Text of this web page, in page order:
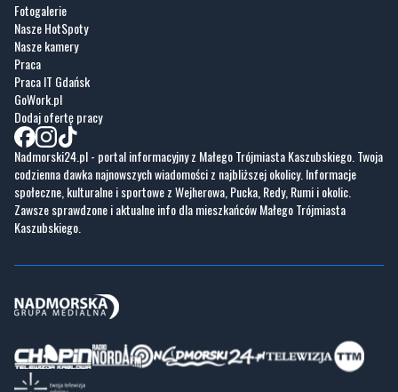
Fotogalerie
Nasze HotSpoty
Nasze kamery
Praca
Praca IT Gdańsk
GoWork.pl
Dodaj ofertę pracy
Nadmorski24.pl - portal informacyjny z Małego Trójmiasta Kaszubskiego. Twoja
codzienna dawka najnowszych wiadomości z najbliższej okolicy. Informacje
społeczne, kulturalne i sportowe z Wejherowa, Pucka, Redy, Rumi i okolic.
Zawsze sprawdzone i aktualne info dla mieszkańców Małego Trójmiasta
Kaszubskiego.